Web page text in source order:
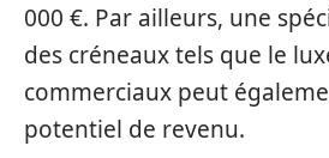
000 €. Par ailleurs, une
des créneaux tels que le
commerciaux peut
potentiel de revenu.